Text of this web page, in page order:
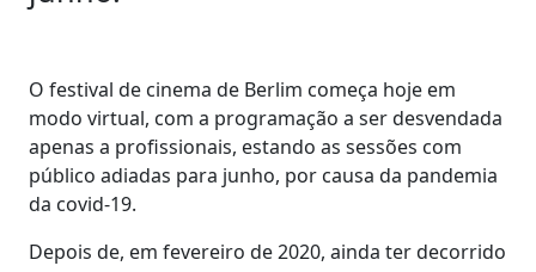
O festival de cinema de Berlim começa hoje em
modo virtual, com a programação a ser desvendada
apenas a profissionais, estando as sessões com
público adiadas para junho, por causa da pandemia
da covid-19.
Depois de, em fevereiro de 2020, ainda ter decorrido